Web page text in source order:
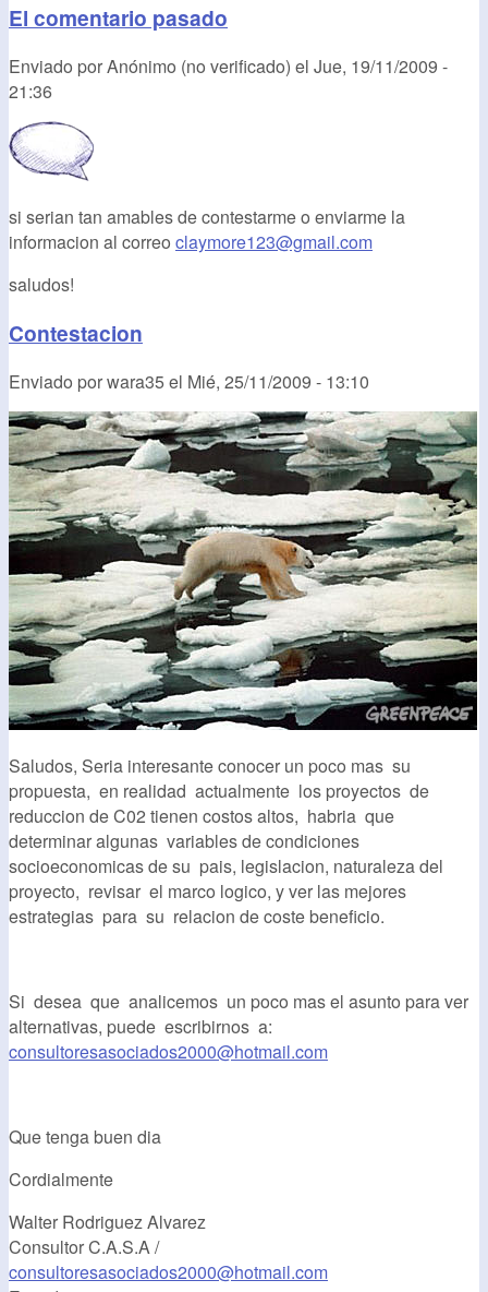
El comentario pasado
Enviado porAnónimo (no verificado) el Jue, 19/11/2009 -
21:36
si serian tan amables de contestarme o enviarme la
informacion al correo claymore123@gmail.com
saludos!
Contestacion
Enviado porwara35el Mié, 25/11/2009 - 13:10
Saludos, Seria interesante conocer un poco mas su
propuesta, en realidad actualmente los proyectos de
reduccion de C02 tienen costos altos, habria que
determinar algunas variables de condiciones
socioeconomicas de su pais, legislacion, naturaleza del
proyecto, revisar el marco logico, y ver las mejores
estrategias para su relacion de coste beneficio.
Si desea que analicemos un poco mas el asunto para ver
alternativas, puede escribirnos a:
consultoresasociados2000@hotmail.com
Que tenga buen dia
Cordialmente
Walter Rodriguez Alvarez
Consultor C.A.S.A /
consultoresasociados2000@hotmail.com